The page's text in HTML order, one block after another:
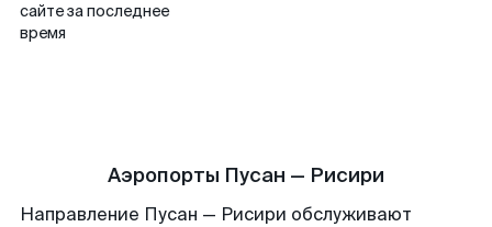
сайте за последнее
время
Аэропорты Пусан — Рисири
Направление Пусан — Рисири обслуживают